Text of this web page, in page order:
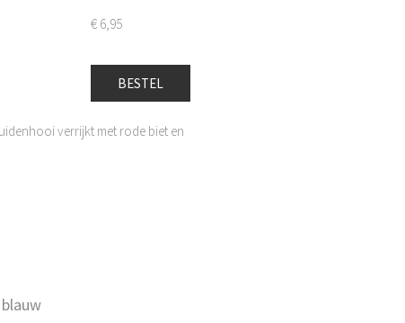
€ 6,95
BESTEL
verrijkt met rode biet en